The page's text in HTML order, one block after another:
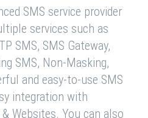
SMS service provider
services such as
SMS, SMS Gateway,
SMS, Non-Masking,
and easy-to-use SMS
integration with
Websites. You can also